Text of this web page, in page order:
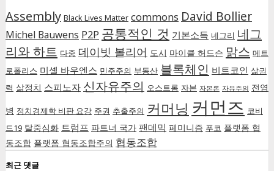
Assembly Black Lives Matter commons David Bollier
Michel Bauwens P2P 공통적인 것 기본소득 네그리 네그
리와 하트 다중 데이빗 볼리어 도시 마이클 허드슨 맑스 메트
로폴리스 미셸 바우엔스 민주주의 부동산 블록체인 비트코인 삶권
력 삶정치 스피노자 신자유주의 오스트롬 자본 자본론 자유주의 전염
병 정치경제학 비판 요강 주권 추출주의 커머닝 커먼즈 코비
드19 탈중심화 트럼프 파트너 국가 팬데믹 페미니즘 푸코 플랫폼 협
동조합 플랫폼 협동조합주의 협동조합
최근 댓글